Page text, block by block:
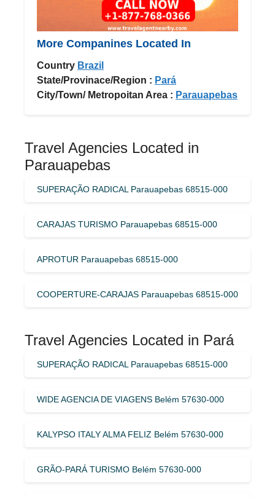
More Companines Located In
Country Brazil
State/Provinace/Region : Pará
City/Town/ Metropoitan Area : Parauapebas
Travel Agencies Located in
Parauapebas
SUPERAÇÃO RADICAL Parauapebas 68515-000
CARAJAS TURISMO Parauapebas 68515-000
APROTUR Parauapebas 68515-000
COOPERTURE-CARAJAS Parauapebas 68515-000
Travel Agencies Located in Pará
SUPERAÇÃO RADICAL Parauapebas 68515-000
WIDE AGENCIA DE VIAGENS Belém 57630-000
KALYPSO ITALY ALMA FELIZ Belém 57630-000
GRÃO-PARÁ TURISMO Belém 57630-000